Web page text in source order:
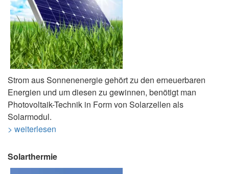
Strom aus Sonnenenergie gehört zu den erneuerbaren
Energien und um diesen zu gewinnen, benötigt man
Photovoltaik-Technik in Form von Solarzellen als
Solarmodul.
> weiterlesen
Solarthermie